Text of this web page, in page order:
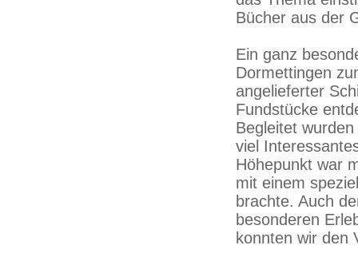
Bücher aus der
Ein ganz
Dormettingen
angelieferter
Fundstücke
Begleitet
viel
Höhepunkt war
mit einem
brachte. Auch
besonderen
konnten wir den